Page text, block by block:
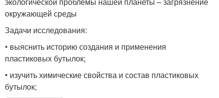
окружающей среды
Задачи исследования:
• выяснить историю создания и применения
пластиковых бутылок;
• изучить химические свойства и состав пластиковых
бутылок;